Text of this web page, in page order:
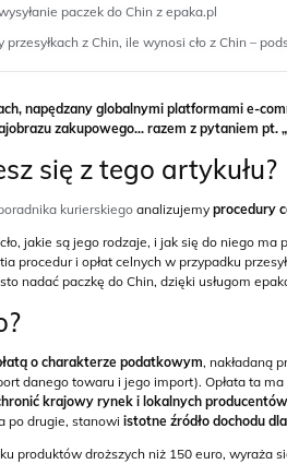
paczek do Chin z epaka.pl
przesyłkach z Chin, ile wynosi cło z Chin –
napędzany globalnymi platformami e-
zakupowego... razem z pytaniem pt.
się z tego artykułu?
kurierskiegoanalizujemy procedury
jakie są jego rodzaje, i jak się do niego ma
procedur i opłat celnych w przypadku
nadać paczkę do Chin, dzięki usługom
o charakterze podatkowym, nakładaną
danego towaru i jego import). Opłata ta
krajowy rynek i lokalnych producentów
po drugie, stanowi istotne źródło dochodu
produktów droższych niż 150 euro, wyraża